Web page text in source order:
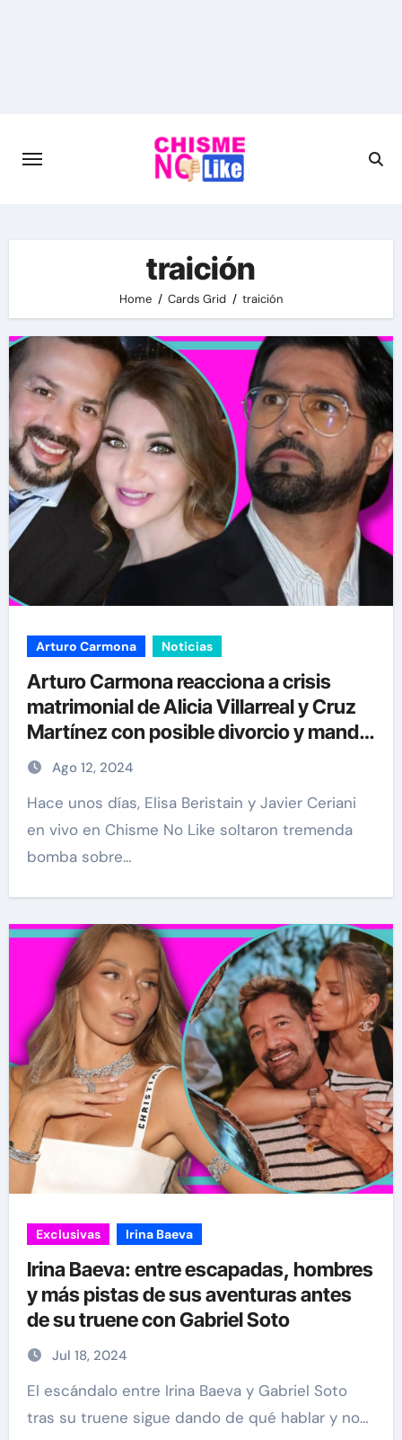
traición
Home Cards Grid traición
Arturo Carmona Noticias
Arturo Carmona reacciona a crisis
matrimonial de Alicia Villarreal y Cruz
Martínez con posible divorcio y manda
crucial mensaje
Ago 12, 2024
Hace unos días, Elisa Beristain y Javier Ceriani
en vivo en Chisme No Like soltaron tremenda
bomba sobre…
Exclusivas Irina Baeva
Irina Baeva: entre escapadas, hombres
y más pistas de sus aventuras antes
de su truene con Gabriel Soto
Jul 18, 2024
El escándalo entre Irina Baeva y Gabriel Soto
tras su truene sigue dando de qué hablar y no…